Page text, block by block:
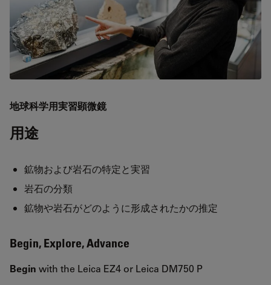
地球科学用実習顕微鏡
用途
鉱物および岩石の特定と実習
岩石の分類
鉱物や岩石がどのように形成されたかの推定
Begin, Explore, Advance
Begin with the Leica EZ4 or Leica DM750 P